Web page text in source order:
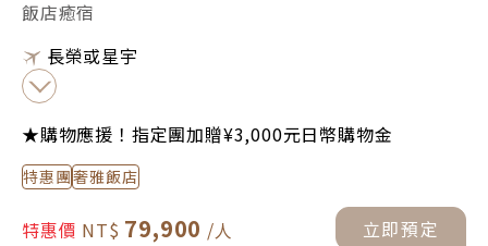
飯店癒宿
長榮或星宇
★購物應援！指定團加贈¥3,000元日幣購物金
特惠團奢雅飯店
特惠價 79,900 立即預定